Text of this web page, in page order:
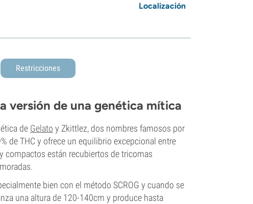
Localización
Restricciones
versión de una genética mítica
de Gelato y Zkittlez, dos nombres famosos por
de THC y ofrece un equilibrio excepcional entre
compactos están recubiertos de tricomas
bien con el método SCROG y cuando se
una altura de 120-140cm y produce hasta